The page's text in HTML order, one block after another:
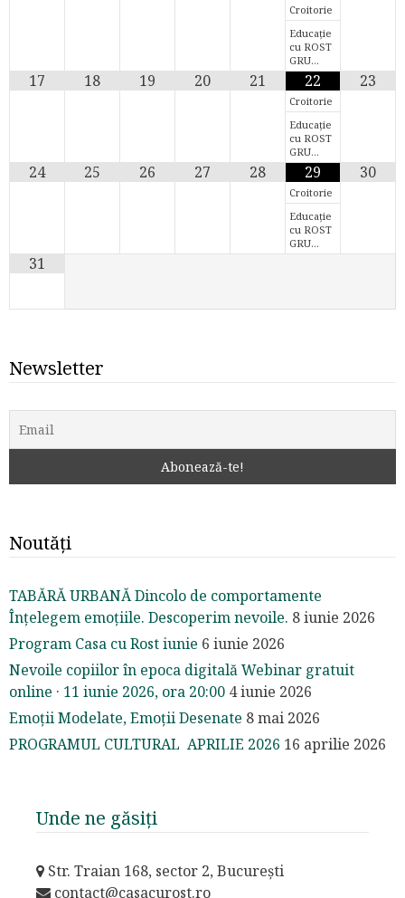
Croitorie
Educație
cu ROST
GRU…
17 18 19 20 21 22
Croitorie
Educație
cu ROST
GRU…
23
24 25 26 27 28 29
Croitorie
Educație
cu ROST
GRU…
30
31
Newsletter
Noutăți
TABĂRĂ URBANĂ Dincolo de comportamente
Înțelegem emoțiile. Descoperim nevoile. 8 iunie 2026
Program Casa cu Rost iunie 6 iunie 2026
Nevoile copiilor în epoca digitală Webinar gratuit
online · 11 iunie 2026, ora 20:00 4 iunie 2026
Emoții Modelate, Emoții Desenate 8 mai 2026
PROGRAMUL CULTURAL APRILIE 2026 16 aprilie 2026
Unde ne găsiți
Str. Traian 168, sector 2, București
contact@casacurost.ro